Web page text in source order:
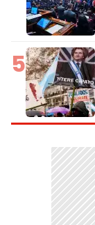
5